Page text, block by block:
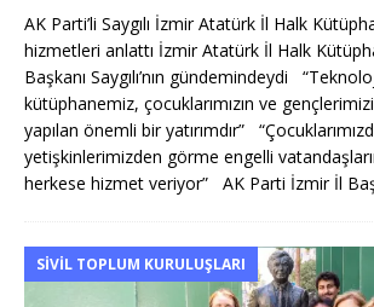
AK Parti’li Saygılı İzmir Atatürk İl Halk
hizmetleri anlattı İzmir Atatürk İl Halk
Başkanı Saygılı’nın gündemindeydi
kütüphanemiz, çocuklarımızın ve
yapılan önemli bir yatırımdır”
yetişkinlerimizden görme engelli
herkese hizmet veriyor” AK Parti İzmir İl
SIVIL TOPLUM KURULUŞLARI